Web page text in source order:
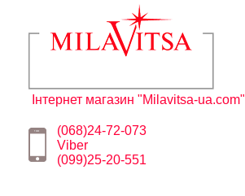
Інтернет магазин "Milavitsa-ua.com"
(068)24-72-073
Viber
(099)25-20-551